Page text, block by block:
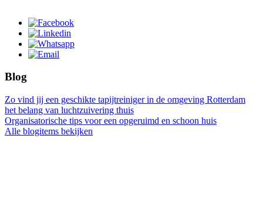
Blog
Zo vind jij een geschikte tapijtreiniger in de omgeving Rotterdam
het belang van luchtzuivering thuis
Organisatorische tips voor een opgeruimd en schoon huis
Alle blogitems bekijken